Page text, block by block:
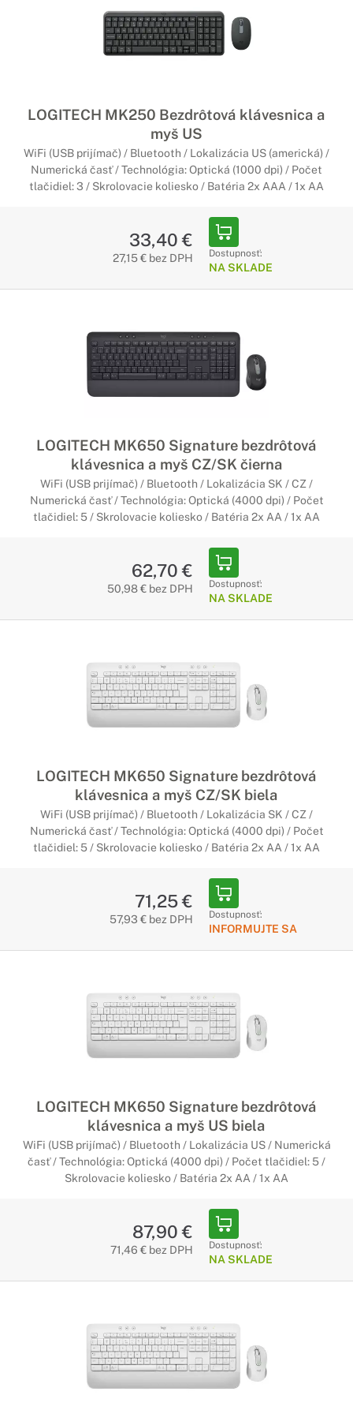
LOGITECH MK250 Bezdrôtová klávesnica a
myš US
WiFi (USB prijímač) / Bluetooth / Lokalizácia US (americká) /
Numerická časť / Technológia: Optická (1000 dpi) / Počet
tlačidiel: 3 / Skrolovacie koliesko / Batéria 2x AAA / 1x AA
33,40 €
27,15 € bez DPH Dostupnosť:
NA SKLADE
LOGITECH MK650 Signature bezdrôtová
klávesnica a myš CZ/SK čierna
WiFi (USB prijímač) / Bluetooth / Lokalizácia SK / CZ /
Numerická časť / Technológia: Optická (4000 dpi) / Počet
tlačidiel: 5 / Skrolovacie koliesko / Batéria 2x AA / 1x AA
62,70 €
50,98 € bez DPH Dostupnosť:
NA SKLADE
LOGITECH MK650 Signature bezdrôtová
klávesnica a myš CZ/SK biela
WiFi (USB prijímač) / Bluetooth / Lokalizácia SK / CZ /
Numerická časť / Technológia: Optická (4000 dpi) / Počet
tlačidiel: 5 / Skrolovacie koliesko / Batéria 2x AA / 1x AA
71,25 €
57,93 € bez DPH Dostupnosť:
INFORMUJTE SA
LOGITECH MK650 Signature bezdrôtová
klávesnica a myš US biela
WiFi (USB prijímač) / Bluetooth / Lokalizácia US / Numerická
časť / Technológia: Optická (4000 dpi) / Počet tlačidiel: 5 /
Skrolovacie koliesko / Batéria 2x AA / 1x AA
87,90 €
71,46 € bez DPH Dostupnosť:
NA SKLADE